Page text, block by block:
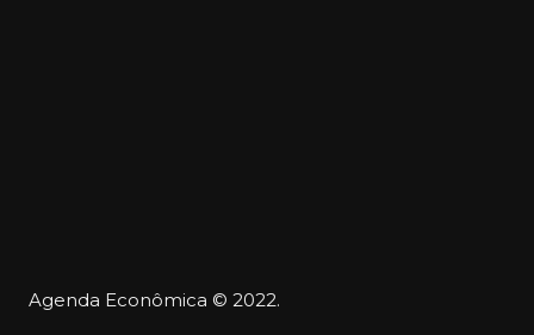
Agenda Econômica © 2022.